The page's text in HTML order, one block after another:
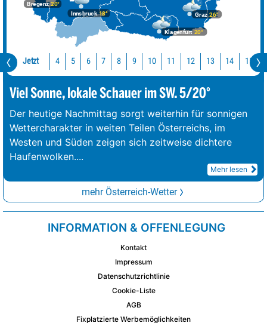
Bregenz20°
Graz26°
Innsbruck18°
Klagenfurt 20°
Jetzt 4 5 6 7 8 9 10 11 12 13 14 15
Viel Sonne, lokale Schauer im SW. 5/20°
Der heutige Nachmittag sorgt weiterhin für sonnigen
Wettercharakter in weiten Teilen Österreichs, im
Westen und Süden zeigen sich zeitweise dichtere
Haufenwolken....
Mehr lesen
mehr Österreich-Wetter
INFORMATION & OFFENLEGUNG
Kontakt
Impressum
Datenschutzrichtlinie
Cookie-Liste
AGB
Fixplatzierte Werbemöglichkeiten